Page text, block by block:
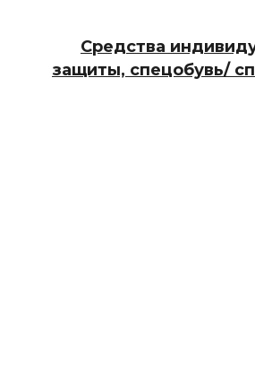
Средства
защиты, спецобувь/